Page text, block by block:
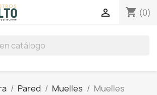
shopping_cart (0)

Pared Muelles
Muelles